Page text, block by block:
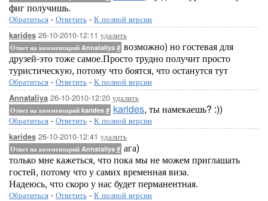
фиг получишь.
Обратиться - Ответить - К полной версии
karides 26-10-2010-12:11 удалить
Ответ на комментарий Annataliya # возможно) но гостевая для
друзей-это тоже самое.Просто трудно получит просто
туристическую, потому что боятся, что останутся тут
Обратиться - Ответить - К полной версии
Annataliya 26-10-2010-12:20 удалить
Ответ на комментарий karides # karides, ты намекаешь? :))
Обратиться - Ответить - К полной версии
karides 26-10-2010-12:41 удалить
Ответ на комментарий Annataliya # ага)
только мне кажеться, что пока мы не можем приглашать
гостей, потому что у самих временная виза.
Надеюсь, что скоро у нас будет перманентная.
Обратиться - Ответить - К полной версии